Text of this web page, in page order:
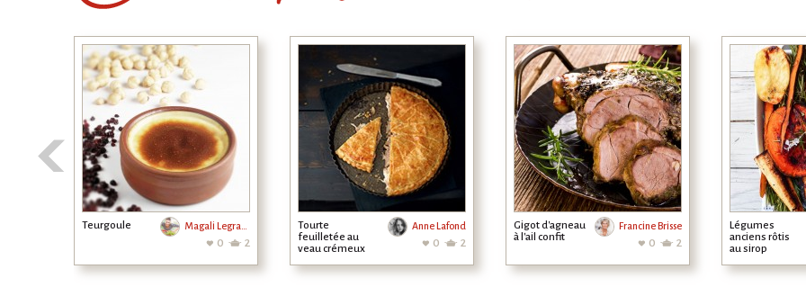
Teurgoule Magali Legrand
0 2
Tourte
feuilletée au
veau crémeux
champignons
Anne Lafond
0 2
Gigot d'agneau
à l'ail confit
Francine Brisse
0 2
Légumes
anciens rôtis
au sirop